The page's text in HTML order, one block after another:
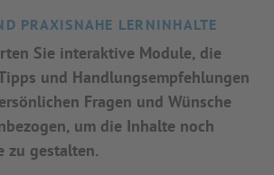
PRAXISNAHE LERNINHALTE
Sie interaktive Module, die
und Handlungsempfehlungen
Fragen und Wünsche
um die Inhalte noch
zu gestalten.